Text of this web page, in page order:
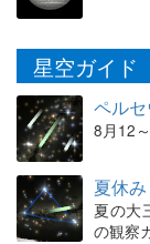
星空ガイド
ペル
8月12
夏休
夏の大
の観察